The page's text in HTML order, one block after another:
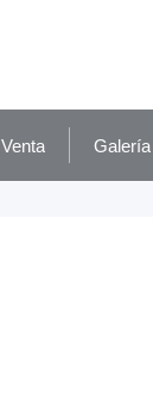
Venta Galería